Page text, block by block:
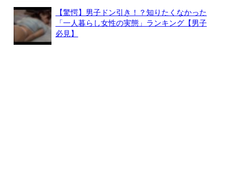
【驚愕】男子ドン引き！？知りたくなかった
「一人暮らし女性の実態」ランキング【男子
必見】